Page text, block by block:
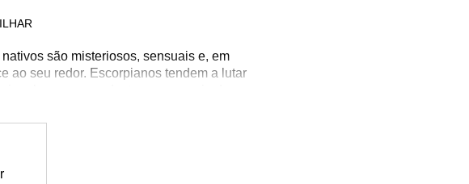
são misteriosos, sensuais e, em
ao seu redor. Escorpianos tendem a lutar
que se destacam no meio da
de um indivíduo, e entender um pouco
se com frases de Escorpião e conheça